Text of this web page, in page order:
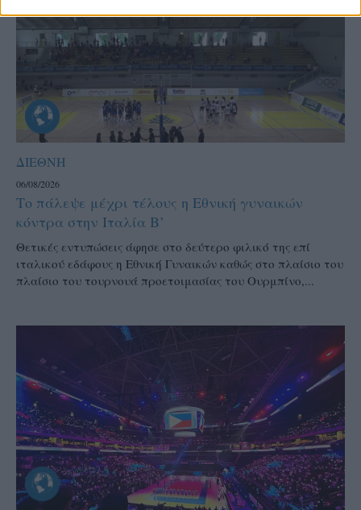
ΔΙΕΘΝΗ
06/08/2026
Το πάλεψε μέχρι τέλους η Εθνική γυναικών
κόντρα στην Ιταλία Β’
Θετικές εντυπώσεις άφησε στο δεύτερο φιλικό της επί
ιταλικού εδάφους η Εθνική Γυναικών καθώς στο πλαίσιο του
πλαίσιο του τουρνουά προετοιμασίας του Ουρμπίνο,...